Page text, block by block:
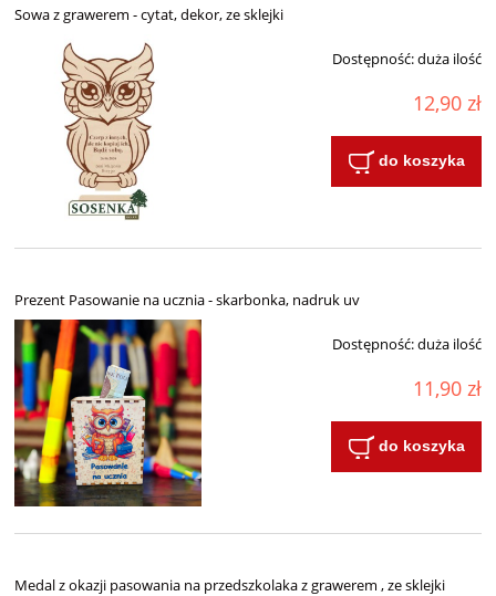
Sowa z grawerem - cytat, dekor, ze sklejki
Dostępność:duża ilość
12,90 zł
do koszyka
Prezent Pasowanie na ucznia - skarbonka, nadruk uv
Dostępność:duża ilość
11,90 zł
do koszyka
Medal z okazji pasowania na przedszkolaka z grawerem , ze sklejki